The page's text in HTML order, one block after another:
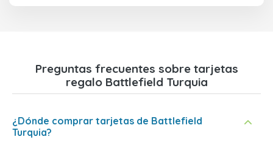
Preguntas frecuentes sobre tarjetas
regalo Battlefield Turquia
¿Dónde comprar tarjetas de Battlefield
Turquia?